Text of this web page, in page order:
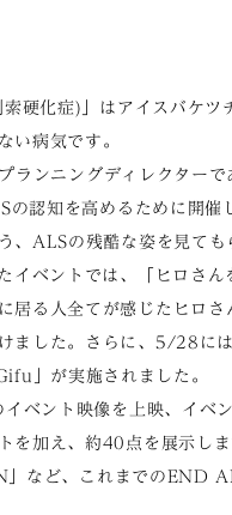
索硬化症)」はアイスバケ
い病気です。
ランニングディレクター
の認知を高めるために開
、ALSの残酷な姿を見て
イベントでは、「ヒロさ
居る人全てが感じたヒロ
ました。さらに、5/28に
」が実施されました。
ベント映像を上映、イベ
を加え、約40点を展示
など、これまでのEND